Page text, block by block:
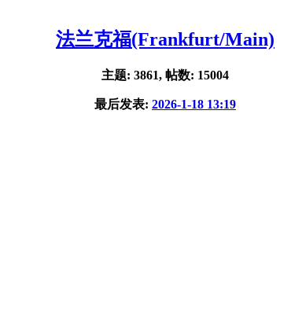
法兰克福(Frankfurt/Main)
主题: 3861, 帖数: 15004
最后发表: 2026-1-18 13:19